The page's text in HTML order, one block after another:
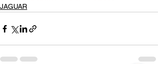
JAGUAR